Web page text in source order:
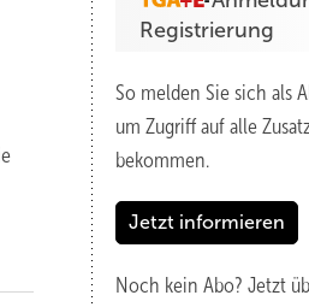
Registrierung
So melden Sie sich als
um Zugriff auf alle
bekommen.
Jetzt informieren
Noch kein Abo? Jetzt